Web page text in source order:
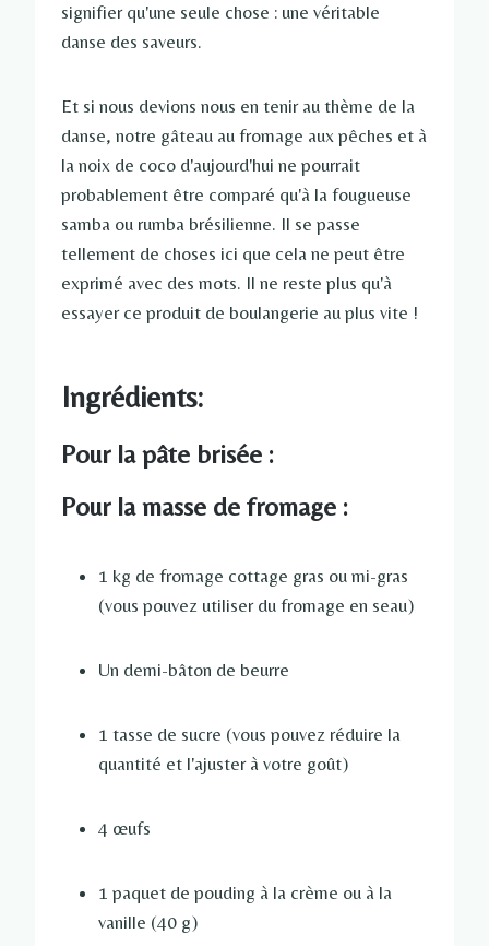
signifier qu'une seule chose : une véritable
danse des saveurs.
Et si nous devions nous en tenir au thème de la
danse, notre gâteau au fromage aux pêches et à
la noix de coco d'aujourd'hui ne pourrait
probablement être comparé qu'à la fougueuse
samba ou rumba brésilienne. Il se passe
tellement de choses ici que cela ne peut être
exprimé avec des mots. Il ne reste plus qu'à
essayer ce produit de boulangerie au plus vite !
Ingrédients:
Pour la pâte brisée :
Pour la masse de fromage :
1 kg de fromage cottage gras ou mi-gras
(vous pouvez utiliser du fromage en seau)
Un demi-bâton de beurre
1 tasse de sucre (vous pouvez réduire la
quantité et l'ajuster à votre goût)
4 œufs
1 paquet de pouding à la crème ou à la
vanille (40 g)